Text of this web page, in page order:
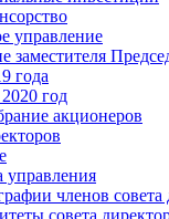
управление
заместителя
года
год
акционеров
управления
членов совета
совета